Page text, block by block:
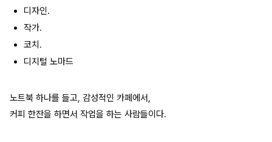
디자인.
작가.
코치.
디지털 노마드
노트북 하나를 들고, 감성적인 카페에서,
커피 한잔을 하면서 작업을 하는 사람들이다.